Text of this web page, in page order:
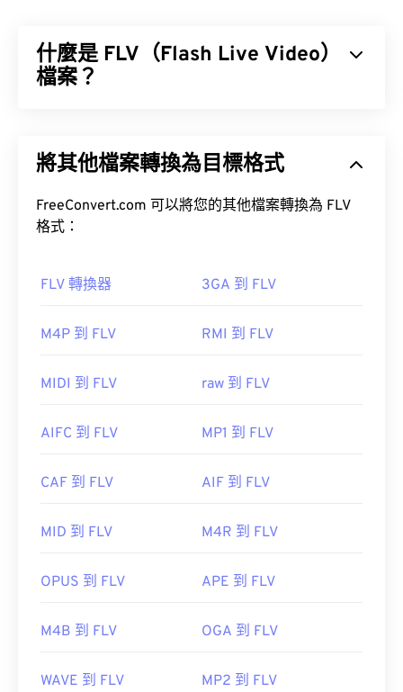
網路上的行動電話透過高速無線連接來擷取、保存、
傳輸和播放媒體。
如何開啟 3G2 檔案？
QuickTime。
3G2 是一種靈活的文件格式，支援透過
援的免費第三方工具。
開發商： 第三代合作夥伴計畫2 (3GPP2)
實用連結：
https://en.wikipedia.org/wiki/
什麼是 FLV（Flash Live Video）
檔案？
高品質、同步良好的多媒體內容。它也是一種媒體容
ISO/IEC 14496-12:2008
如何開啟 FLV 檔案？
如Animate Creative Cloud (Animation-
Cloud (AniMmate CC-a
target="_blank">Flash。在 Adobe Flash 7 及更高版
由於 FLV 基於開放標準，因此可以在許多非 Adobe
體播放器 、Zoom Player 、Eltima Elmedia播放器
將其他檔案轉換為目標格式
FreeConvert.com 可以將您的其他檔案轉換為 FLV
格式：
FLV 轉換器 3GA 到 FLV
M4P 到 FLV RMI 到 FLV
MIDI 到 FLV raw 到 FLV
AIFC 到 FLV MP1 到 FLV
CAF 到 FLV AIF 到 FLV
MID 到 FLV M4R 到 FLV
OPUS 到 FLV APE 到 FLV
M4B 到 FLV OGA 到 FLV
WAVE 到 FLV MP2 到 FLV